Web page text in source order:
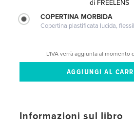
di FREELENS
COPERTINA MORBIDA
Copertina plastificata lucida,
L'IVA verrà aggiunta al momento
Informazioni sul libro